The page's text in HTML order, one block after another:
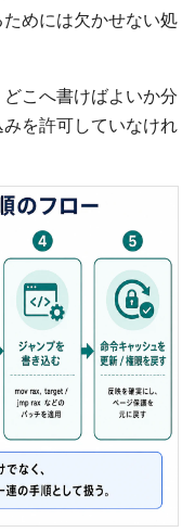
めには欠かせない処
こへ書けばよいか分
を許可していなけれ